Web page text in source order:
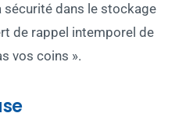
sécurité dans le stockage
de rappel intemporel de
vos coins ».